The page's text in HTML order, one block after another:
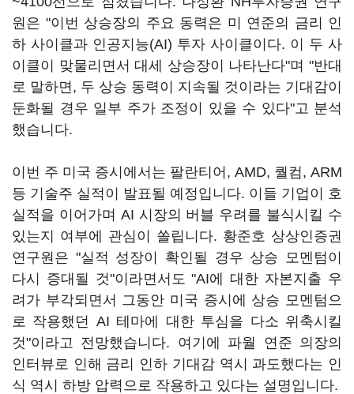
원은 "이번 상승장의 주요 동력은 미 연준의 금리 인
하 사이클과 인공지능(AI) 투자 사이클이다. 이 두 사
이클이 맞물리면서 대세 상승장이 나타난다"며 "반대
로 말하면, 두 상승 동력이 지속될 것이라는 기대감이
둔화될 경우 일부 주가 조정이 있을 수 있다"고 분석
했습니다.
이번 주 미국 증시에서는 팔란티어, AMD, 퀄컴, ARM
등 기술주 실적이 발표될 예정입니다. 이들 기업이 호
실적을 이어가며 AI 시장의 버블 우려를 불식시킬 수
있는지 여부에 관심이 쏠립니다. 황준호 상상인증권
연구원은 "실적 성장이 확인될 경우 상승 모멘텀이
다시 증대될 것"이라면서도 "AI에 대한 자본지출 우
려가 부각되면서 그동안 미국 증시에 상승 모멘텀으
로 작용했던 AI 테마에 대한 투심을 다소 위축시킬
것"이라고 전망했습니다. 여기에 파월 연준 의장의
인터뷰로 인해 금리 인하 기대감 역시 과도했다는 인
식 역시 하방 압력으로 작용하고 있다는 설명입니다.